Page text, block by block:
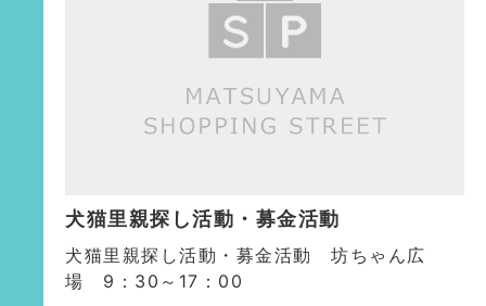
犬猫里親探し活動・募金活動
犬猫里親探し活動・募金活動 坊ちゃん広
場 9：30～17：00